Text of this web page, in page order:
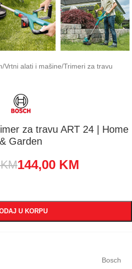
/Vrtni alati i mašine/Trimeri za travu
za travu ART 24 | Home
& Garden
KM144,00 KM
U KORPU
Bosch